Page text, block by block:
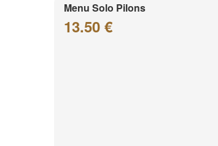
Menu Solo Pilons
13.50 €